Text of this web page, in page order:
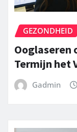
GEZONDHEID
Ooglaseren
Termijn het
Gadmin